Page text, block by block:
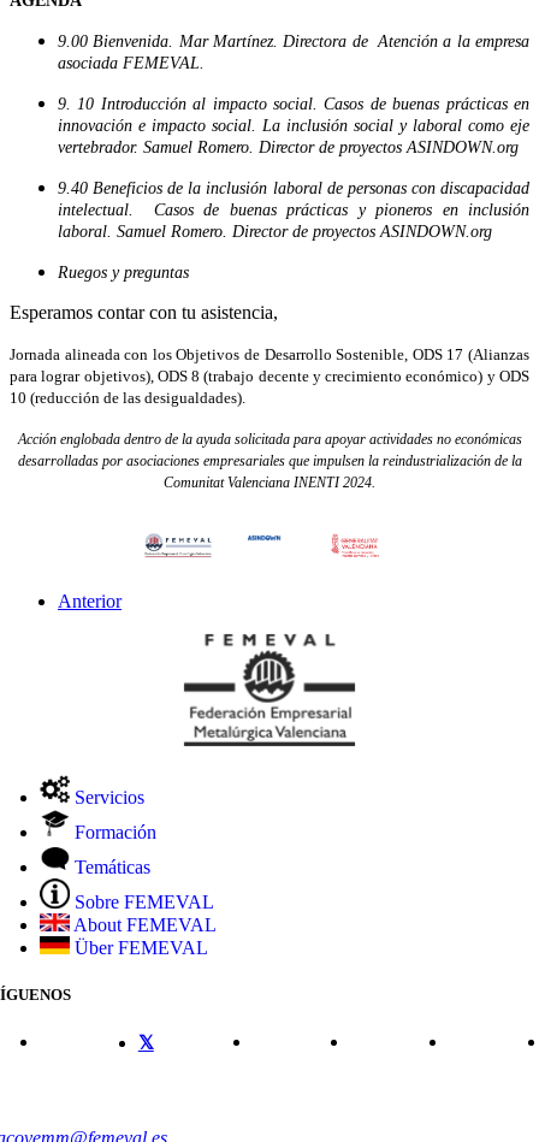
9.00 Bienvenida. Mar Martínez. Directora de Atención a la empresa
asociada FEMEVAL.
9. 10 Introducción al impacto social. Casos de buenas prácticas en
innovación e impacto social. La inclusión social y laboral como eje
vertebrador. Samuel Romero. Director de proyectos ASINDOWN.org
9.40 Beneficios de la inclusión laboral de personas con discapacidad
intelectual. Casos de buenas prácticas y pioneros en inclusión
laboral. Samuel Romero. Director de proyectos ASINDOWN.org
Ruegos y preguntas
Esperamos contar con tu asistencia,
Jornada alineada con los Objetivos de Desarrollo Sostenible, ODS 17 (Alianzas
para lograr objetivos), ODS 8 (trabajo decente y crecimiento económico) y ODS
10 (reducción de las desigualdades).
Acción englobada dentro de la ayuda solicitada para apoyar actividades no económicas
desarrolladas por asociaciones empresariales que impulsen la reindustrialización de la
Comunitat Valenciana INENTI 2024.
Anterior
Servicios
Formación
Temáticas
Sobre FEMEVAL
About FEMEVAL
Über FEMEVAL